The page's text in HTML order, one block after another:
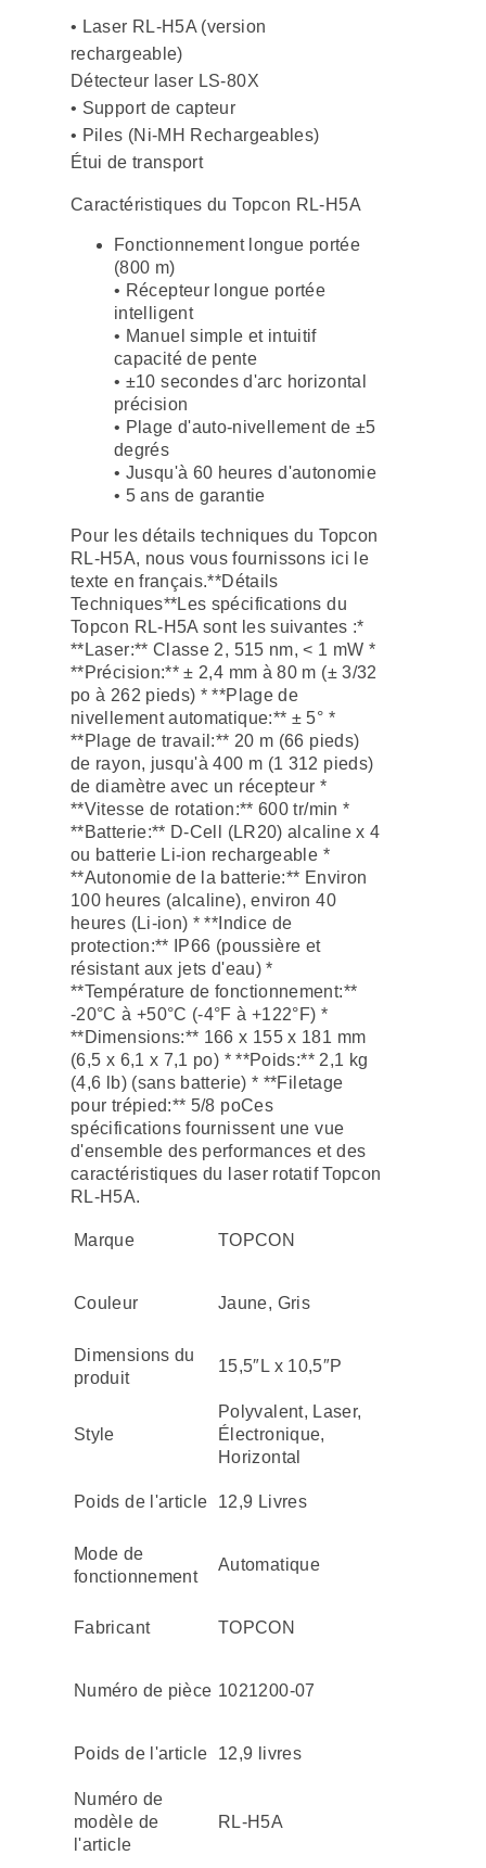
• Laser RL-H5A (version
rechargeable)
Détecteur laser LS-80X
• Support de capteur
• Piles (Ni-MH Rechargeables)
Étui de transport
Caractéristiques du Topcon RL-H5A
Fonctionnement longue portée
(800 m)
• Récepteur longue portée
intelligent
• Manuel simple et intuitif
capacité de pente
• ±10 secondes d'arc horizontal
précision
• Plage d'auto-nivellement de ±5
degrés
• Jusqu'à 60 heures d'autonomie
• 5 ans de garantie
Pour les détails techniques du Topcon
RL-H5A, nous vous fournissons ici le
texte en français.**Détails
Techniques**Les spécifications du
Topcon RL-H5A sont les suivantes :*
**Laser:** Classe 2, 515 nm, < 1 mW *
**Précision:** ± 2,4 mm à 80 m (± 3/32
po à 262 pieds) * **Plage de
nivellement automatique:** ± 5° *
**Plage de travail:** 20 m (66 pieds)
de rayon, jusqu'à 400 m (1 312 pieds)
de diamètre avec un récepteur *
**Vitesse de rotation:** 600 tr/min *
**Batterie:** D-Cell (LR20) alcaline x 4
ou batterie Li-ion rechargeable *
**Autonomie de la batterie:** Environ
100 heures (alcaline), environ 40
heures (Li-ion) * **Indice de
protection:** IP66 (poussière et
résistant aux jets d'eau) *
**Température de fonctionnement:**
-20°C à +50°C (-4°F à +122°F) *
**Dimensions:** 166 x 155 x 181 mm
(6,5 x 6,1 x 7,1 po) * **Poids:** 2,1 kg
(4,6 lb) (sans batterie) * **Filetage
pour trépied:** 5/8 poCes
spécifications fournissent une vue
d'ensemble des performances et des
caractéristiques du laser rotatif Topcon
RL-H5A.
Marque TOPCON
Couleur Jaune, Gris
Dimensions du
produit
15,5″L x 10,5″P
Style
Polyvalent, Laser,
Électronique,
Horizontal
Poids de l'article 12,9 Livres
Mode de
fonctionnement
Automatique
Fabricant TOPCON
Numéro de pièce ‎1021200-07
Poids de l'article 12,9 livres
Numéro de
modèle de
l'article
RL-H5A